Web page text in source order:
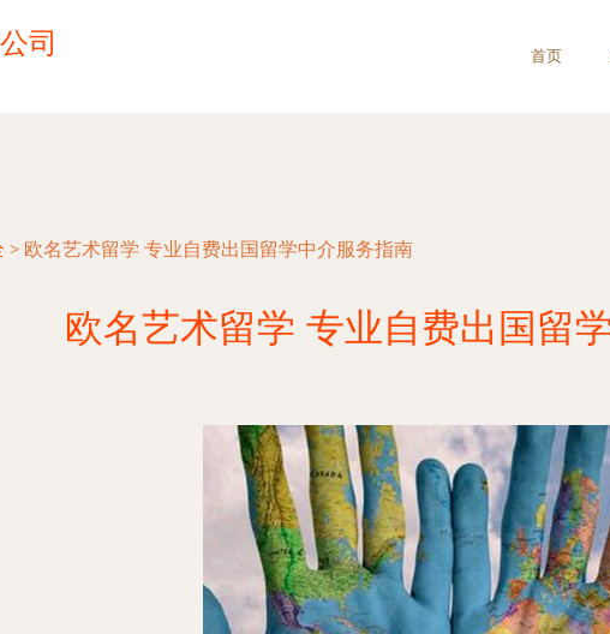
司 首页
> 欧名艺术留学 专业自费出国留学中介服务指南
欧名艺术留学 专业自费出国留